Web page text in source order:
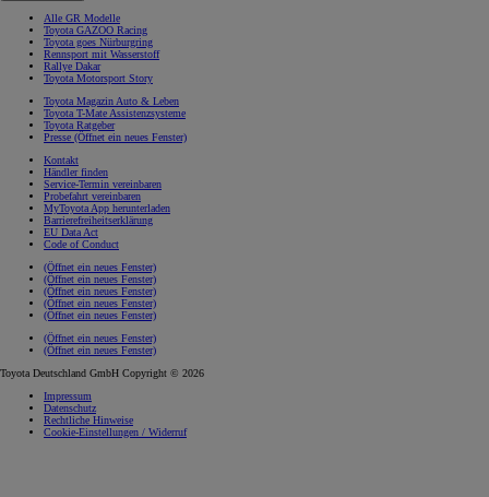
Alle GR Modelle
Toyota GAZOO Racing
Toyota goes Nürburgring
Rennsport mit Wasserstoff
Rallye Dakar
Toyota Motorsport Story
Toyota Magazin Auto & Leben
Toyota T-Mate Assistenzsysteme
Toyota Ratgeber
Presse (Öffnet ein neues Fenster)
Kontakt
Händler finden
Service-Termin vereinbaren
Probefahrt vereinbaren
MyToyota App herunterladen
Barrierefreiheitserklärung
EU Data Act
Code of Conduct
(Öffnet ein neues Fenster)
(Öffnet ein neues Fenster)
(Öffnet ein neues Fenster)
(Öffnet ein neues Fenster)
(Öffnet ein neues Fenster)
(Öffnet ein neues Fenster)
(Öffnet ein neues Fenster)
Toyota Deutschland GmbH Copyright © 2026
Impressum
Datenschutz
Rechtliche Hinweise
Cookie-Einstellungen / Widerruf